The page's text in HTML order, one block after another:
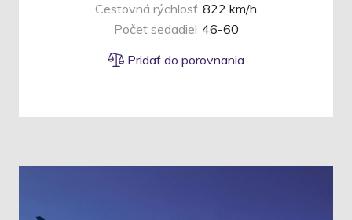
Cestovná rýchlosť 822 km/h
Počet sedadiel 46-60
Pridať do porovnania